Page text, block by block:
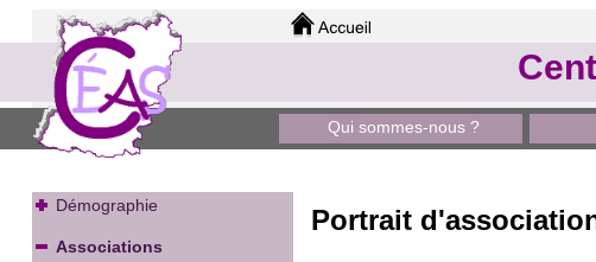
Qui sommes-nous ?
Démographie
Associations
Portrait